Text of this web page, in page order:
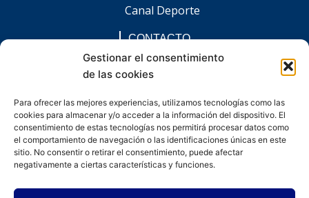
Gestionar el consentimiento
de las cookies
Para ofrecer las mejores experiencias, utilizamos tecnologías como las
cookies para almacenar y/o acceder a la información del dispositivo. El
consentimiento de estas tecnologías nos permitirá procesar datos como
el comportamiento de navegación o las identificaciones únicas en este
sitio. No consentir o retirar el consentimiento, puede afectar
negativamente a ciertas características y funciones.
Canal Deporte
CONTACTO
comunicacion@chaccoinfo.com
Presentes en todo el ámbito nacional
F
a
c
e
b
o
I
n
s
t
a
g
L
i
n
k
e
d
E
n
v
e
l
o
W
h
a
t
s